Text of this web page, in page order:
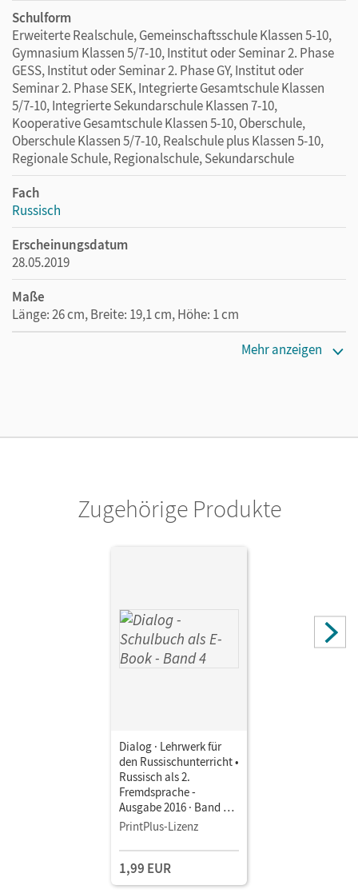
Schulform
Erweiterte Realschule, Gemeinschaftsschule Klassen 5-10,
Gymnasium Klassen 5/7-10, Institut oder Seminar 2. Phase
GESS, Institut oder Seminar 2. Phase GY, Institut oder
Seminar 2. Phase SEK, Integrierte Gesamtschule Klassen
5/7-10, Integrierte Sekundarschule Klassen 7-10,
Kooperative Gesamtschule Klassen 5-10, Oberschule,
Oberschule Klassen 5/7-10, Realschule plus Klassen 5-10,
Regionale Schule, Regionalschule, Sekundarschule
Fach
Russisch
Erscheinungsdatum
28.05.2019
Maße
Länge: 26 cm, Breite: 19,1 cm, Höhe: 1 cm
Iris; Müller, Jana; Seidel, Astrid; Breitsprecher, Rima;
Mehr anzeigen
Zugehörige Produkte
Dialog · Lehrwerk für
den Russischunterricht •
Russisch als 2.
Fremdsprache -
Ausgabe 2016 · Band 4 •
Schulbuch als E-Book
PrintPlus-Lizenz
1,99 EUR